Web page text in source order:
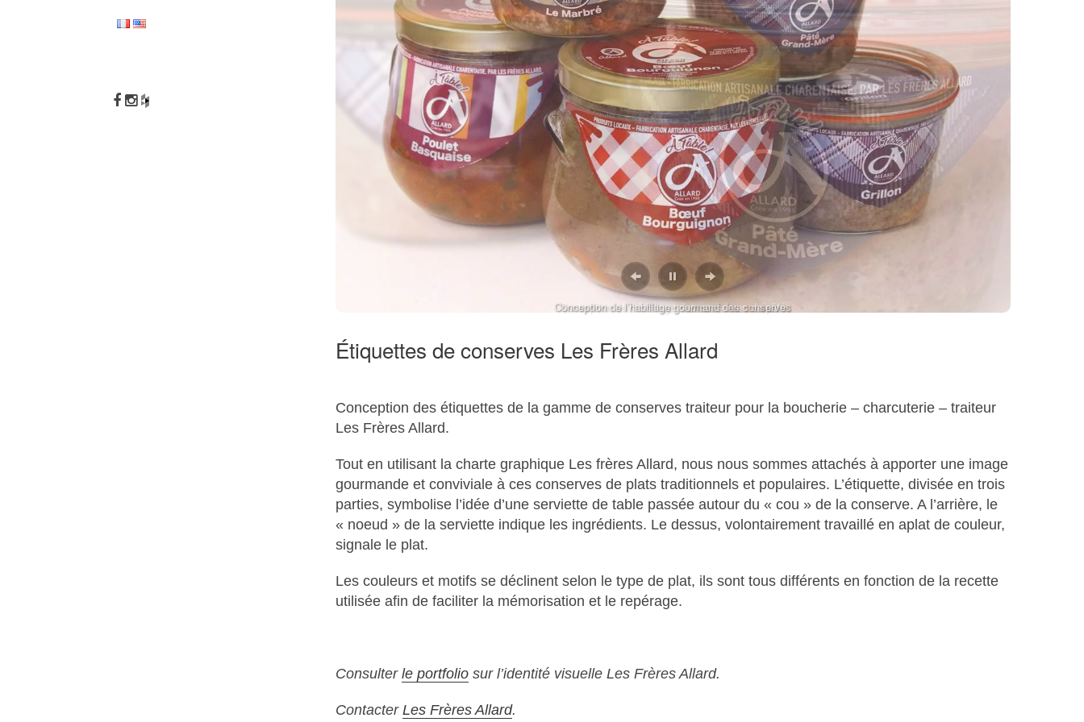
NOV 13, 2023
10 ANS DE DESIGN
DEUZEFF A SOUFFLÉ SA PREMIÈRE
LES DESSINS DE GROUPE ALEXANDRE
MAI 29, 2023
ALEXANDRE FLEURANT COACHING EST
SUR FACEBOOK
Conception de l’habillage des conserves de pâté
Étiquettes de conserves Les Frères Allard
Conception des étiquettes de la gamme de conserves traiteur pour la boucherie – charcuterie – traiteur
Les Frères Allard.
Tout en utilisant la charte graphique Les frères Allard, nous nous sommes attachés à apporter une image
gourmande et conviviale à ces conserves de plats traditionnels et populaires. L’étiquette, divisée en trois
parties, symbolise l’idée d’une serviette de table passée autour du « cou » de la conserve. A l’arrière, le
« noeud » de la serviette indique les ingrédients. Le dessus, volontairement travaillé en aplat de couleur,
signale le plat.
Les couleurs et motifs se déclinent selon le type de plat, ils sont tous différents en fonction de la recette
utilisée afin de faciliter la mémorisation et le repérage.
Consulterle portfolio sur l’identité visuelle Les Frères Allard.
ContacterLes Frères Allard.